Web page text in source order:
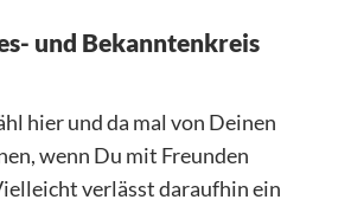
und Bekanntenkreis
hier und da mal von Deinen
wenn Du mit Freunden
verlässt daraufhin ein